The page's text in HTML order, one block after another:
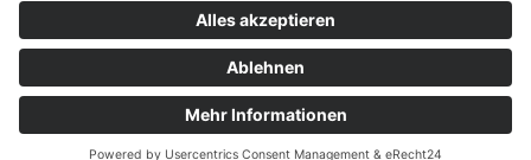
Startseite > Portfolio Entry
BISCHOFF+SCHECK GmbH